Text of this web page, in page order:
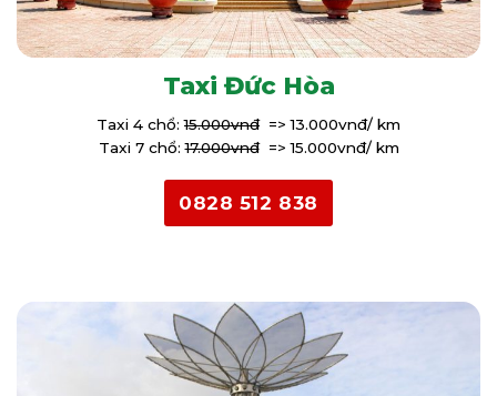
Taxi Đức Hòa
Taxi 4 chổ:15.000vnđ=> 13.000vnđ/ km
Taxi 7 chổ:17.000vnđ=> 15.000vnđ/ km
0828 512 838